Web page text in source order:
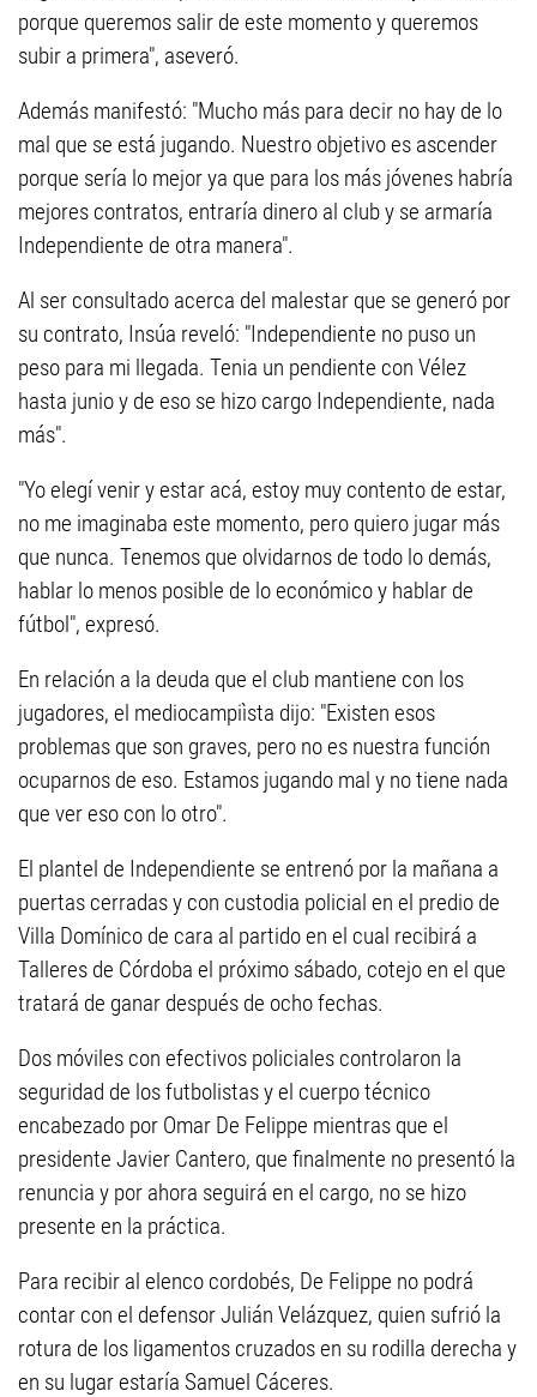
porque queremos salir de este momento y queremos
subir a primera", aseveró.
Además manifestó: "Mucho más para decir no hay de lo
mal que se está jugando. Nuestro objetivo es ascender
porque sería lo mejor ya que para los más jóvenes habría
mejores contratos, entraría dinero al club y se armaría
Independiente de otra manera".
Al ser consultado acerca del malestar que se generó por
su contrato, Insúa reveló: "Independiente no puso un
peso para mi llegada. Tenia un pendiente con Vélez
hasta junio y de eso se hizo cargo Independiente, nada
más".
"Yo elegí venir y estar acá, estoy muy contento de estar,
no me imaginaba este momento, pero quiero jugar más
que nunca. Tenemos que olvidarnos de todo lo demás,
hablar lo menos posible de lo económico y hablar de
fútbol", expresó.
En relación a la deuda que el club mantiene con los
jugadores, el mediocampiìsta dijo: "Existen esos
problemas que son graves, pero no es nuestra función
ocuparnos de eso. Estamos jugando mal y no tiene nada
que ver eso con lo otro".
El plantel de Independiente se entrenó por la mañana a
puertas cerradas y con custodia policial en el predio de
Villa Domínico de cara al partido en el cual recibirá a
Talleres de Córdoba el próximo sábado, cotejo en el que
tratará de ganar después de ocho fechas.
Dos móviles con efectivos policiales controlaron la
seguridad de los futbolistas y el cuerpo técnico
encabezado por Omar De Felippe mientras que el
presidente Javier Cantero, que finalmente no presentó la
renuncia y por ahora seguirá en el cargo, no se hizo
presente en la práctica.
Para recibir al elenco cordobés, De Felippe no podrá
contar con el defensor Julián Velázquez, quien sufrió la
rotura de los ligamentos cruzados en su rodilla derecha y
en su lugar estaría Samuel Cáceres.